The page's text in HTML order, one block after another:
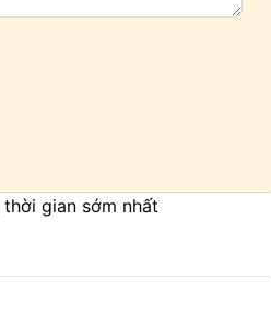
gian sớm nhất